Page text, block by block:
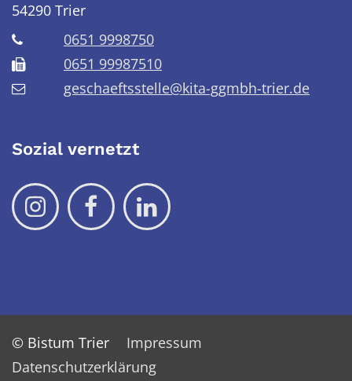
54290 Trier
0651 9998750
0651 99987510
geschaeftsstelle@kita-ggmbh-trier.de
Sozial vernetzt
© Bistum Trier
Impressum
Datenschutzerklärung